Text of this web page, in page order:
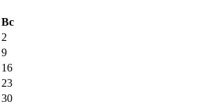
Вс
2
9
16
23
30